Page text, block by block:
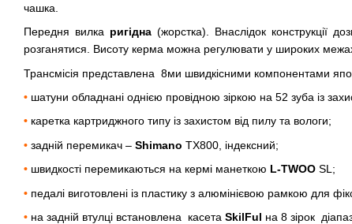
чашка.
Передня вилка ригідна (жорстка). Внаслідок конструкції
розганятися. Висоту керма можна регулювати у широких
Трансмісія представлена 8ми швидкісними компонентами
• шатуни обладнані однією провідною зіркою на 52 зуба із
• каретка картриджного типу із захистом від пилу та вологи;
• задній перемикач – Shimano TX800, індексний;
• швидкості перемикаються на кермі манеткою L-TWOO SL;
• педалі виготовлені із пластику з алюмінієвою рамкою для
• на задній втулці встановлена касета SkilFul на 8 зірок